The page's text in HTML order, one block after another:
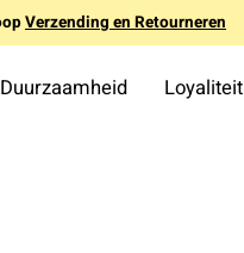
Verzending en Retourneren
Duurzaamheid Loyaliteit